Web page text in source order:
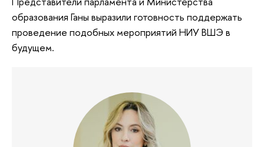
образования Ганы выразили готовность поддержать
проведение подобных мероприятий НИУ ВШЭ в
будущем.